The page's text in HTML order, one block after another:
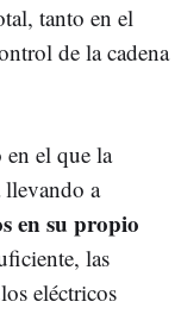
tanto en el
de la cadena
el que la
llevando a
en su propio
las
eléctricos